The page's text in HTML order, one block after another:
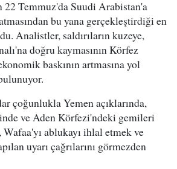
Temmuz'da Suudi Arabistan'a
bu yana gerçekleştirdiği en
Analistler, saldırıların kuzeye,
doğru kaymasının Körfez
baskının artmasına yol
çoğunlukla Yemen açıklarında,
ve Aden Körfezi'ndeki gemileri
Wafaa'yı ablukayı ihlal etmek ve
uyarı çağrılarını görmezden